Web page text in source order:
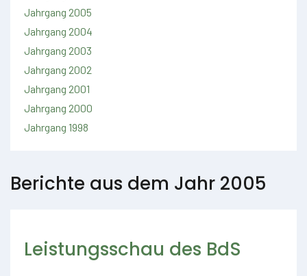
Jahrgang 2005
Jahrgang 2004
Jahrgang 2003
Jahrgang 2002
Jahrgang 2001
Jahrgang 2000
Jahrgang 1998
Berichte aus dem Jahr 2005
Leistungsschau des BdS